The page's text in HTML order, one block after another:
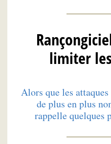
limiter
Alors que les
de plus en plus
rappelle quelques